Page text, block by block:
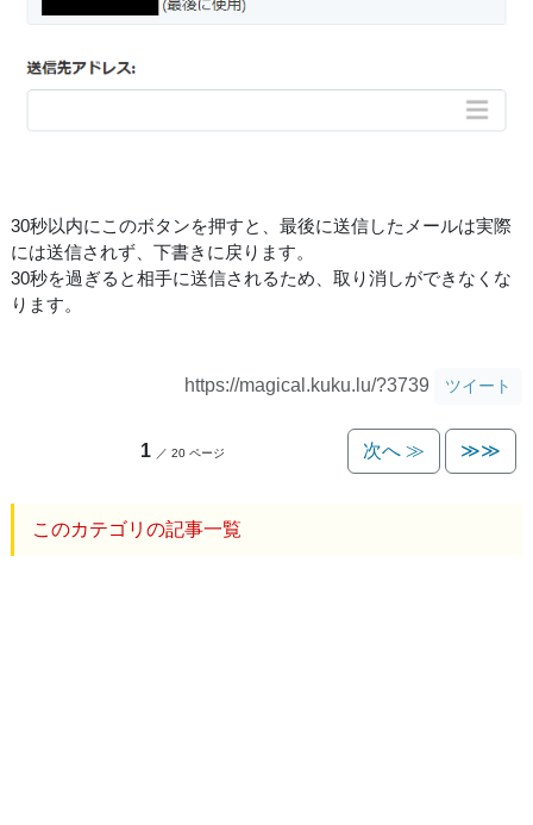
30秒以内にこのボタンを押すと、最後に送信したメールは実際
には送信されず、下書きに戻ります。
30秒を過ぎると相手に送信されるため、取り消しができなくな
ります。
https://magical.kuku.lu/?3739 ツイート
1 ／ 20 ページ 次へ ≫ ≫≫
このカテゴリの記事一覧